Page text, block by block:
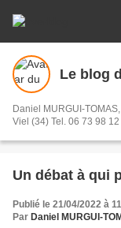
Le blog
Daniel MURGUI-
Viel (34) Tel. 06 73 98 12
Un débat à qui
Publié le 21/04/2022 à
Par Daniel MURGUI-